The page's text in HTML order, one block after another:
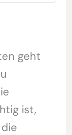
geht
ist,